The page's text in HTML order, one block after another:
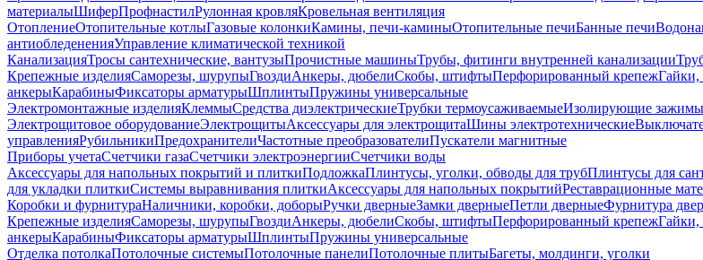
материалыШиферПрофнастилРулонная кровляКровельная вентиляция
ОтоплениеОтопительные котлыГазовые колонкиКамины, печи-каминыОтопительные печиБанные печи
антиобледененияУправление климатической техникой
КанализацияТросы сантехнические, вантузыПрочистные машиныТрубы, фитинги внутренней канализации
Крепежные изделияСаморезы, шурупыГвоздиАнкеры, дюбелиСкобы, штифтыПерфорированный крепеж
анкерыКарабиныФиксаторы арматурыШплинтыПружины универсальные
Электромонтажные изделияКлеммыСредства диэлектрическиеТрубки термоусаживаемыеИзолирующие зажимы
Электрощитовое оборудованиеЭлектрощитыАксессуары для электрощитаШины электротехнические
управленияРубильникиПредохранителиЧастотные преобразователиПускатели магнитные
Приборы учетаСчетчики газаСчетчики электроэнергииСчетчики воды
Аксессуары для напольных покрытий и плиткиПодложкаПлинтусы, уголки, обводы для трубПлинтусы для
для укладки плиткиСистемы выравнивания плиткиАксессуары для напольных покрытийРеставрационные
Коробки и фурнитураНаличники, коробки, доборыРучки дверныеЗамки дверныеПетли дверныеФурнитура
Крепежные изделияСаморезы, шурупыГвоздиАнкеры, дюбелиСкобы, штифтыПерфорированный крепеж
анкерыКарабиныФиксаторы арматурыШплинтыПружины универсальные
Отделка потолкаПотолочные системыПотолочные панелиПотолочные плитыБагеты, молдинги, уголки